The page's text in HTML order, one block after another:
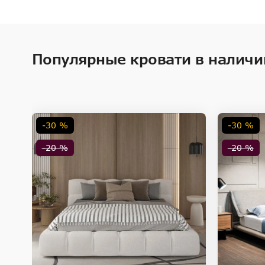
Популярные кровати в
-20 %
-30 %
-20 %
-30 %